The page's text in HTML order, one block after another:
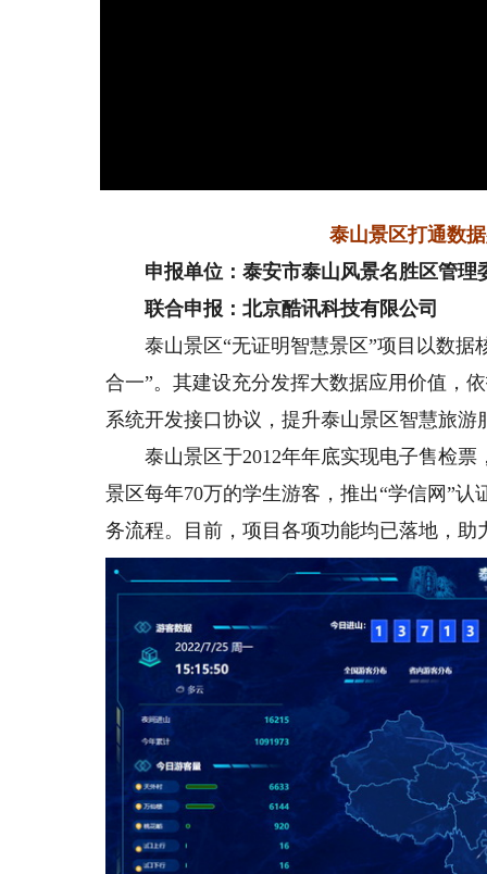
泰山景区打通数
申报单位：泰安市泰山风景名胜区管理
联合申报：北京酷讯科技有限公司
泰山景区“无证明智慧景区”项目以数据
合一”。其建设充分发挥大数据应用价值，
系统开发接口协议，提升泰山景区智慧旅游
泰山景区于2012年年底实现电子售检票
景区每年70万的学生游客，推出“学信网”
务流程。目前，项目各项功能均已落地，助